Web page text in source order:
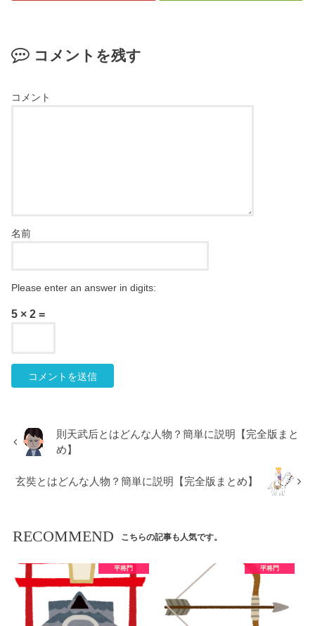
コメントを残す
コメント
名前
Please enter an answer in digits:
5 × 2 =
則天武后とはどんな人物？簡単に説明【完全版まと
め】
玄奘とはどんな人物？簡単に説明【完全版まとめ】
RECOMMEND こちらの記事も人気です。
平将門 平将門